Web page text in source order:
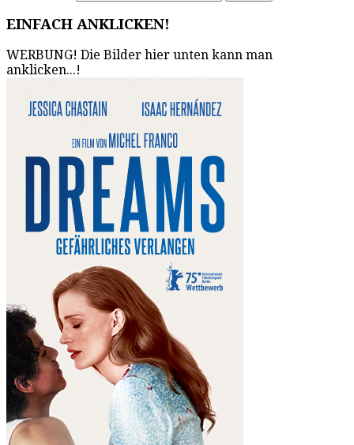
EINFACH ANKLICKEN!
WERBUNG! Die Bilder hier unten kann man
anklicken...!